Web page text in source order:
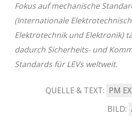
Fokus auf mechanische
(Internationale
Elektrotechnik und Elektronik)
dadurch Sicherheits- und
Standards für LEVs weltweit.
QUELLE & TEXT: PM
BILD: